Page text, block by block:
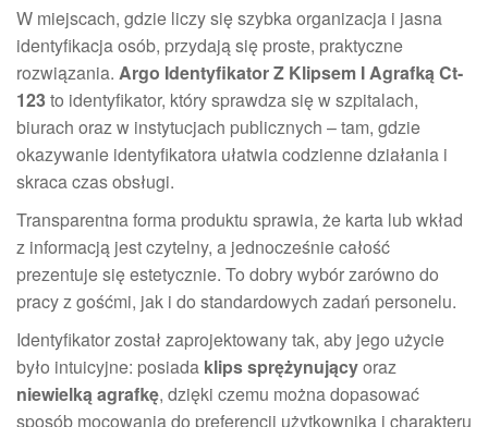
W miejscach, gdzie liczy się szybka organizacja i jasna
identyfikacja osób, przydają się proste, praktyczne
rozwiązania. Argo Identyfikator Z Klipsem I Agrafką Ct-
123to identyfikator, który sprawdza się w szpitalach,
biurach oraz w instytucjach publicznych – tam, gdzie
okazywanie identyfikatora ułatwia codzienne działania i
skraca czas obsługi.
Transparentna forma produktu sprawia, że karta lub wkład
z informacją jest czytelny, a jednocześnie całość
prezentuje się estetycznie. To dobry wybór zarówno do
pracy z gośćmi, jak i do standardowych zadań personelu.
Identyfikator został zaprojektowany tak, aby jego użycie
było intuicyjne: posiada klips sprężynującyoraz
niewielką agrafkę, dzięki czemu można dopasować
sposób mocowania do preferencji użytkownika i charakteru